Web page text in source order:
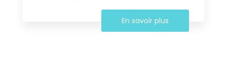
En savoir plus